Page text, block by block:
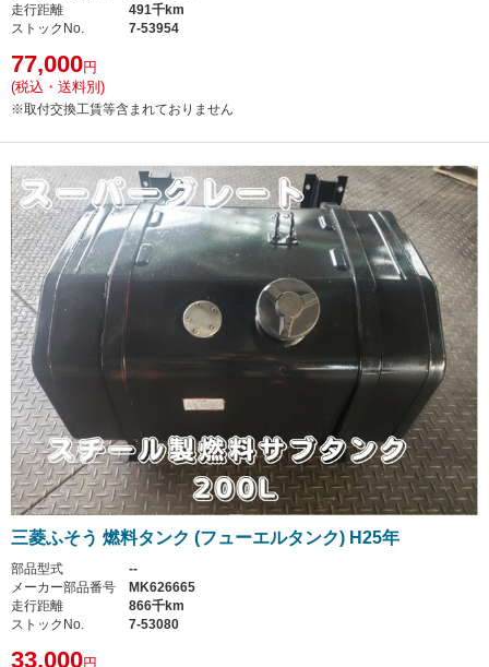
走行距離
491千km
ストックNo.
7-53954
77,000円
(税込・送料別)
※取付交換工賃等含まれておりません
三菱ふそう 燃料タンク (フューエルタンク) H25年
部品型式
--
メーカー部品番号
MK626665
走行距離
866千km
ストックNo.
7-53080
33,000円